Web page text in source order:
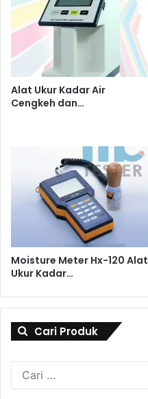
Alat Ukur Kadar Air
Cengkeh dan…
Moisture Meter Hx-120 Alat
Ukur Kadar…
Cari Produk